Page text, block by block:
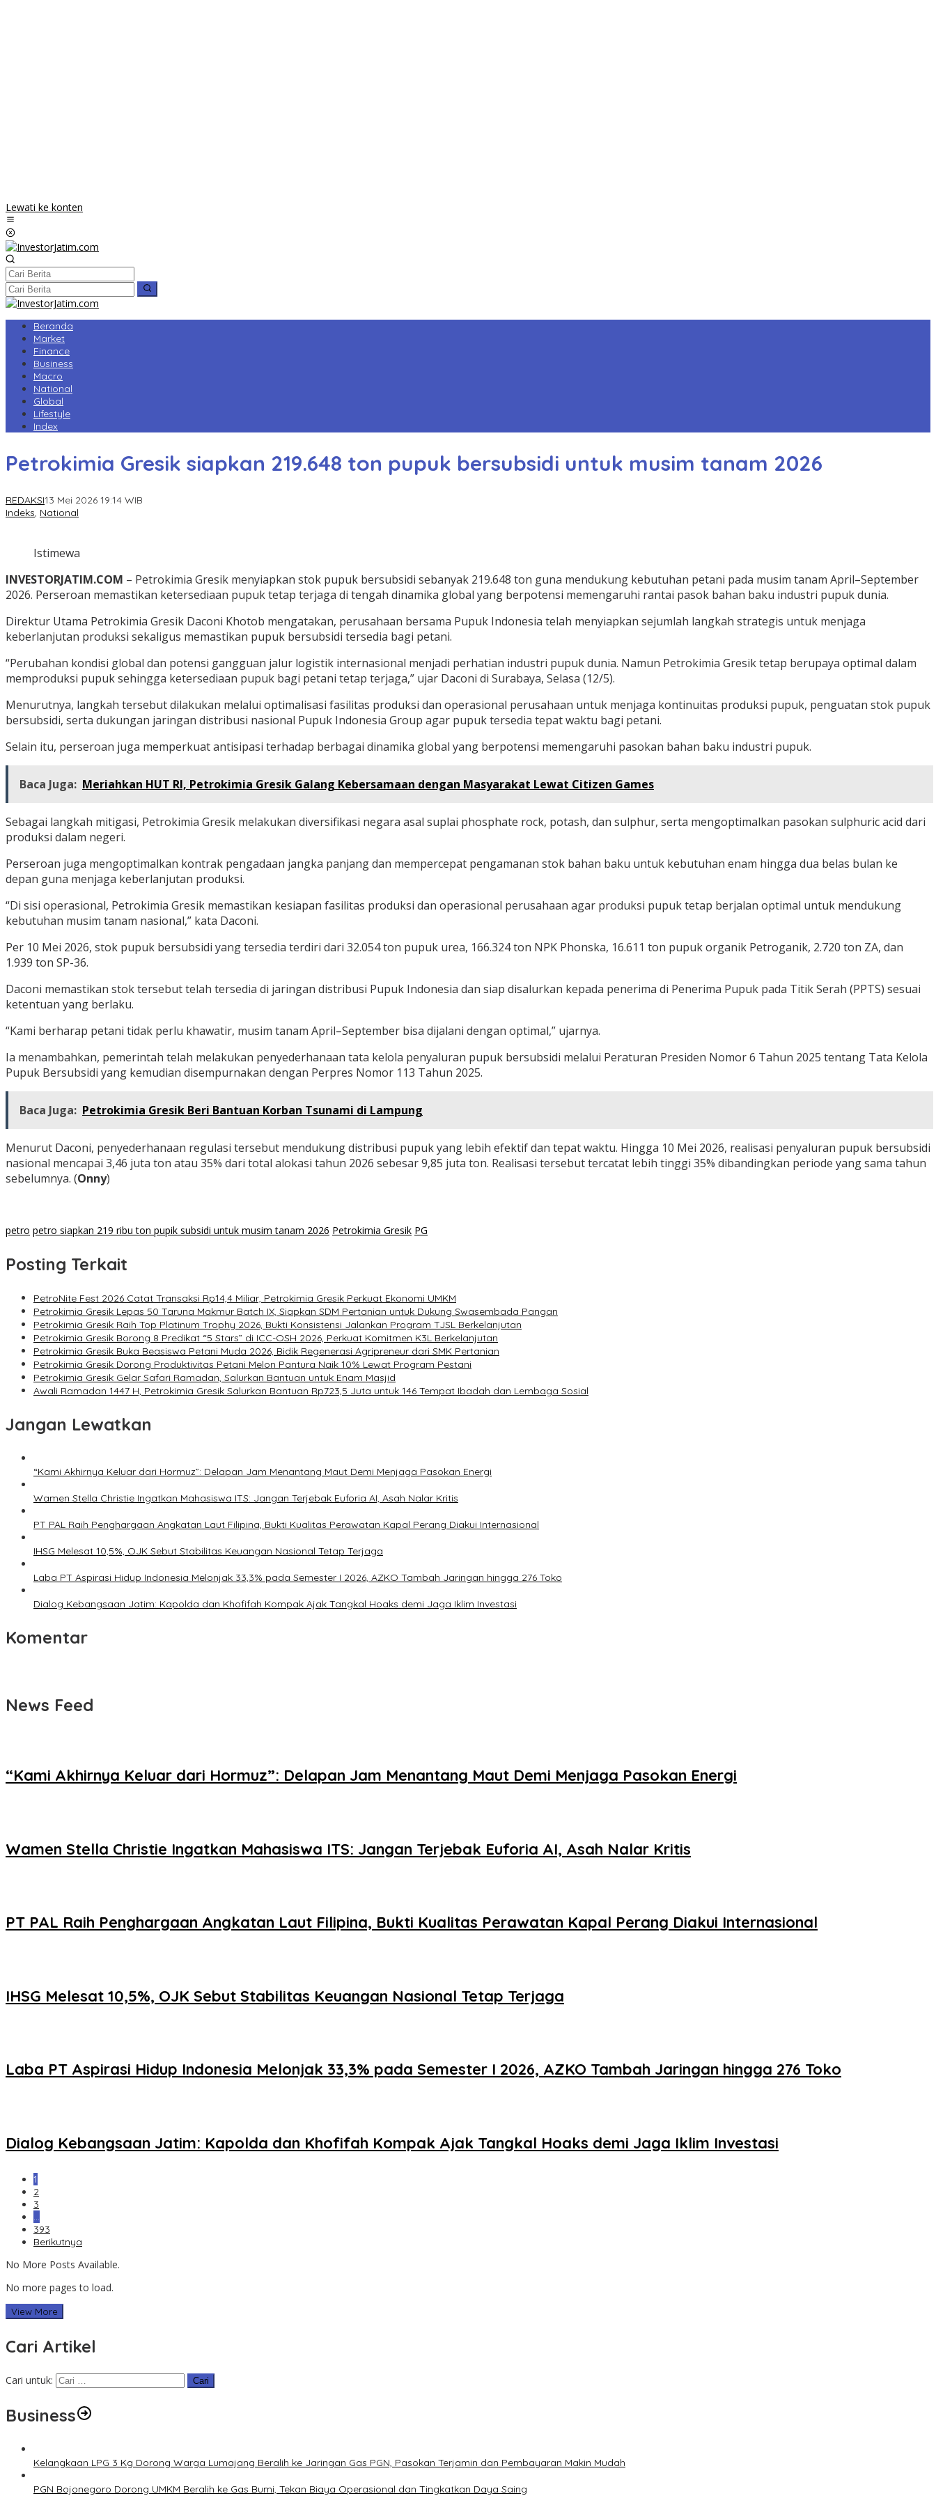
Lewati ke konten
Beranda
Market
Finance
Business
Macro
National
Global
Lifestyle
Index
Petrokimia Gresik siapkan 219.648 ton pupuk bersubsidi untuk musim tanam 2026
REDAKSI13 Mei 2026 19:14 WIB
Indeks, National
Istimewa
INVESTORJATIM.COM – Petrokimia Gresik menyiapkan stok pupuk bersubsidi sebanyak 219.648 ton guna mendukung kebutuhan petani pada musim tanam April–September
2026. Perseroan memastikan ketersediaan pupuk tetap terjaga di tengah dinamika global yang berpotensi memengaruhi rantai pasok bahan baku industri pupuk dunia.
Direktur Utama Petrokimia Gresik Daconi Khotob mengatakan, perusahaan bersama Pupuk Indonesia telah menyiapkan sejumlah langkah strategis untuk menjaga
keberlanjutan produksi sekaligus memastikan pupuk bersubsidi tersedia bagi petani.
“Perubahan kondisi global dan potensi gangguan jalur logistik internasional menjadi perhatian industri pupuk dunia. Namun Petrokimia Gresik tetap berupaya optimal dalam
memproduksi pupuk sehingga ketersediaan pupuk bagi petani tetap terjaga,” ujar Daconi di Surabaya, Selasa (12/5).
Menurutnya, langkah tersebut dilakukan melalui optimalisasi fasilitas produksi dan operasional perusahaan untuk menjaga kontinuitas produksi pupuk, penguatan stok pupuk
bersubsidi, serta dukungan jaringan distribusi nasional Pupuk Indonesia Group agar pupuk tersedia tepat waktu bagi petani.
Selain itu, perseroan juga memperkuat antisipasi terhadap berbagai dinamika global yang berpotensi memengaruhi pasokan bahan baku industri pupuk.
Baca Juga: Meriahkan HUT RI, Petrokimia Gresik Galang Kebersamaan dengan Masyarakat Lewat Citizen Games
Sebagai langkah mitigasi, Petrokimia Gresik melakukan diversifikasi negara asal suplai phosphate rock, potash, dan sulphur, serta mengoptimalkan pasokan sulphuric acid dari
produksi dalam negeri.
Perseroan juga mengoptimalkan kontrak pengadaan jangka panjang dan mempercepat pengamanan stok bahan baku untuk kebutuhan enam hingga dua belas bulan ke
depan guna menjaga keberlanjutan produksi.
“Di sisi operasional, Petrokimia Gresik memastikan kesiapan fasilitas produksi dan operasional perusahaan agar produksi pupuk tetap berjalan optimal untuk mendukung
kebutuhan musim tanam nasional,” kata Daconi.
Per 10 Mei 2026, stok pupuk bersubsidi yang tersedia terdiri dari 32.054 ton pupuk urea, 166.324 ton NPK Phonska, 16.611 ton pupuk organik Petroganik, 2.720 ton ZA, dan
1.939 ton SP-36.
Daconi memastikan stok tersebut telah tersedia di jaringan distribusi Pupuk Indonesia dan siap disalurkan kepada penerima di Penerima Pupuk pada Titik Serah (PPTS) sesuai
ketentuan yang berlaku.
“Kami berharap petani tidak perlu khawatir, musim tanam April–September bisa dijalani dengan optimal,” ujarnya.
Ia menambahkan, pemerintah telah melakukan penyederhanaan tata kelola penyaluran pupuk bersubsidi melalui Peraturan Presiden Nomor 6 Tahun 2025 tentang Tata Kelola
Pupuk Bersubsidi yang kemudian disempurnakan dengan Perpres Nomor 113 Tahun 2025.
Baca Juga: Petrokimia Gresik Beri Bantuan Korban Tsunami di Lampung
Menurut Daconi, penyederhanaan regulasi tersebut mendukung distribusi pupuk yang lebih efektif dan tepat waktu. Hingga 10 Mei 2026, realisasi penyaluran pupuk bersubsidi
nasional mencapai 3,46 juta ton atau 35% dari total alokasi tahun 2026 sebesar 9,85 juta ton. Realisasi tersebut tercatat lebih tinggi 35% dibandingkan periode yang sama tahun
sebelumnya. (Onny)
petro petro siapkan 219 ribu ton pupik subsidi untuk musim tanam 2026 Petrokimia Gresik PG
Posting Terkait
PetroNite Fest 2026 Catat Transaksi Rp14,4 Miliar, Petrokimia Gresik Perkuat Ekonomi UMKM
Petrokimia Gresik Lepas 50 Taruna Makmur Batch IX, Siapkan SDM Pertanian untuk Dukung Swasembada Pangan
Petrokimia Gresik Raih Top Platinum Trophy 2026, Bukti Konsistensi Jalankan Program TJSL Berkelanjutan
Petrokimia Gresik Borong 8 Predikat “5 Stars” di ICC-OSH 2026, Perkuat Komitmen K3L Berkelanjutan
Petrokimia Gresik Buka Beasiswa Petani Muda 2026, Bidik Regenerasi Agripreneur dari SMK Pertanian
Petrokimia Gresik Dorong Produktivitas Petani Melon Pantura Naik 10% Lewat Program Pestani
Petrokimia Gresik Gelar Safari Ramadan, Salurkan Bantuan untuk Enam Masjid
Awali Ramadan 1447 H, Petrokimia Gresik Salurkan Bantuan Rp723,5 Juta untuk 146 Tempat Ibadah dan Lembaga Sosial
Jangan Lewatkan
“Kami Akhirnya Keluar dari Hormuz”: Delapan Jam Menantang Maut Demi Menjaga Pasokan Energi
Wamen Stella Christie Ingatkan Mahasiswa ITS: Jangan Terjebak Euforia AI, Asah Nalar Kritis
PT PAL Raih Penghargaan Angkatan Laut Filipina, Bukti Kualitas Perawatan Kapal Perang Diakui Internasional
IHSG Melesat 10,5%, OJK Sebut Stabilitas Keuangan Nasional Tetap Terjaga
Laba PT Aspirasi Hidup Indonesia Melonjak 33,3% pada Semester I 2026, AZKO Tambah Jaringan hingga 276 Toko
Dialog Kebangsaan Jatim: Kapolda dan Khofifah Kompak Ajak Tangkal Hoaks demi Jaga Iklim Investasi
Komentar
News Feed
“Kami Akhirnya Keluar dari Hormuz”: Delapan Jam Menantang Maut Demi Menjaga Pasokan Energi
Wamen Stella Christie Ingatkan Mahasiswa ITS: Jangan Terjebak Euforia AI, Asah Nalar Kritis
PT PAL Raih Penghargaan Angkatan Laut Filipina, Bukti Kualitas Perawatan Kapal Perang Diakui Internasional
IHSG Melesat 10,5%, OJK Sebut Stabilitas Keuangan Nasional Tetap Terjaga
Laba PT Aspirasi Hidup Indonesia Melonjak 33,3% pada Semester I 2026, AZKO Tambah Jaringan hingga 276 Toko
Dialog Kebangsaan Jatim: Kapolda dan Khofifah Kompak Ajak Tangkal Hoaks demi Jaga Iklim Investasi
1
2
3
…
393
Berikutnya
No More Posts Available.
No more pages to load.
View More
Cari Artikel
Cari untuk:
Business
Kelangkaan LPG 3 Kg Dorong Warga Lumajang Beralih ke Jaringan Gas PGN, Pasokan Terjamin dan Pembayaran Makin Mudah
PGN Bojonegoro Dorong UMKM Beralih ke Gas Bumi, Tekan Biaya Operasional dan Tingkatkan Daya Saing